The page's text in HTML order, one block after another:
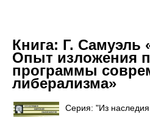
Книга: Г. Самуэль
Опыт изложения
программы
либерализма»
Серия: "Из